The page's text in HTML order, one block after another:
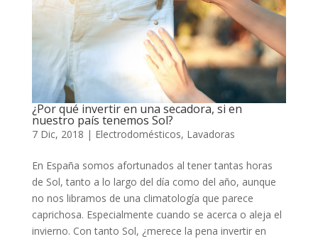
¿Por qué invertir en una secadora, si en
nuestro país tenemos Sol?
7 Dic, 2018 | Electrodomésticos, Lavadoras
En España somos afortunados al tener tantas horas
de Sol, tanto a lo largo del día como del año, aunque
no nos libramos de una climatología que parece
caprichosa. Especialmente cuando se acerca o aleja el
invierno. Con tanto Sol, ¿merece la pena invertir en